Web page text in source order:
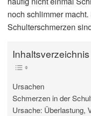
noch schlimmer
Schulterschmerzen
Inhaltsverzeichnis
Ursachen
Schmerzen in der
Ursache: Überlastung,